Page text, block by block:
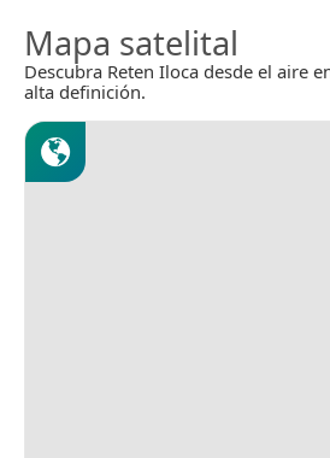
Mapa satelital
Descubra Reten Iloca desde el aire
alta definición.